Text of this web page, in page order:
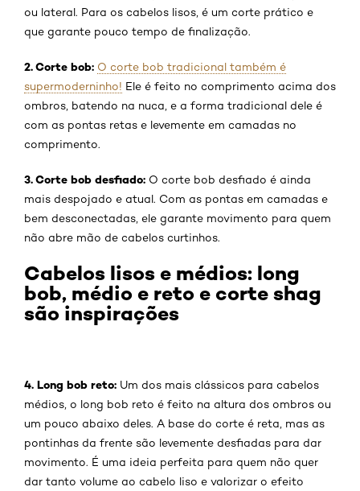
ou lateral. Para os cabelos lisos, é um corte prático e
que garante pouco tempo de finalização.
2. Corte bob: O corte bob tradicional também é
supermoderninho! Ele é feito no comprimento acima dos
ombros, batendo na nuca, e a forma tradicional dele é
com as pontas retas e levemente em camadas no
comprimento.
3. Corte bob desfiado: O corte bob desfiado é ainda
mais despojado e atual. Com as pontas em camadas e
bem desconectadas, ele garante movimento para quem
não abre mão de cabelos curtinhos.
Cabelos lisos e médios: long
bob, médio e reto e corte shag
são inspirações
4. Long bob reto: Um dos mais clássicos para cabelos
médios, o long bob reto é feito na altura dos ombros ou
um pouco abaixo deles. A base do corte é reta, mas as
pontinhas da frente são levemente desfiadas para dar
movimento. É uma ideia perfeita para quem não quer
dar tanto volume ao cabelo liso e valorizar o efeito